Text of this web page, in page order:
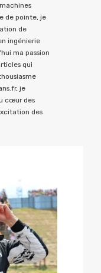
de pointe, je
de
ingénierie
ma passion
qui
je
cœur des
des